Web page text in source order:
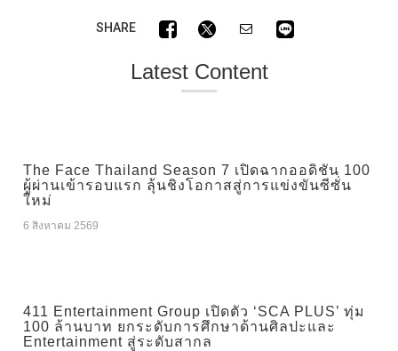
SHARE
Latest Content
The Face Thailand Season 7 เปิดฉากออดิชัน 100
ผู้ผ่านเข้ารอบแรก ลุ้นชิงโอกาสสู่การแข่งขันซีซั่น
ใหม่
6 สิงหาคม 2569
411 Entertainment Group เปิดตัว ‘SCA PLUS’ ทุ่ม
100 ล้านบาท ยกระดับการศึกษาด้านศิลปะและ
Entertainment สู่ระดับสากล